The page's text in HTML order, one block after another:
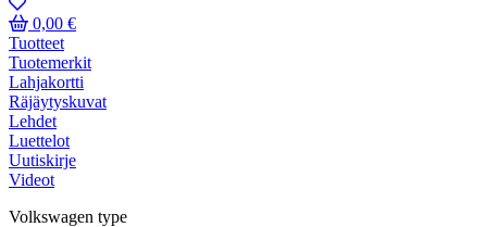
0,00 €
Tuotteet
Tuotemerkit
Lahjakortti
Räjäytyskuvat
Lehdet
Luettelot
Uutiskirje
Videot
Volkswagen type